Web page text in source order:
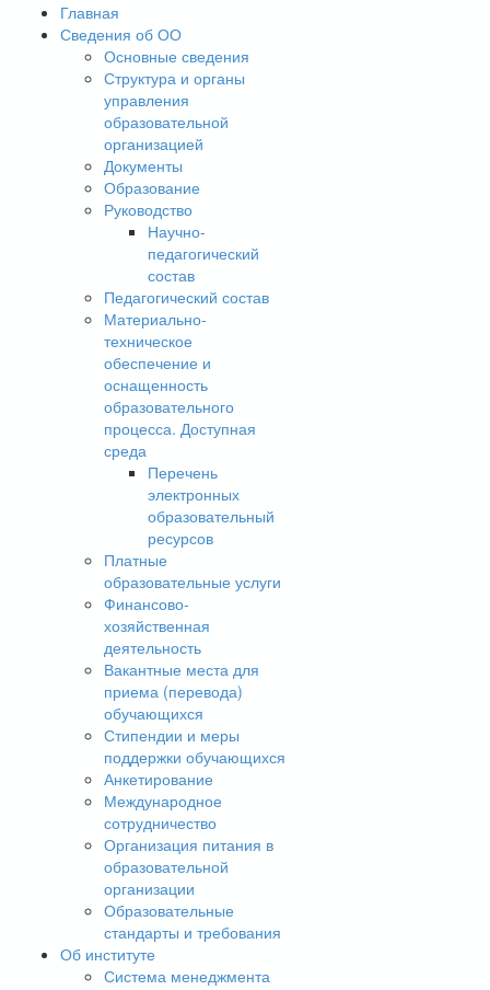
Главная
Сведения об ОО
Основные сведения
Структура и органы
управления
образовательной
организацией
Документы
Образование
Руководство
Научно-
педагогический
состав
Педагогический состав
Материально-
техническое
обеспечение и
оснащенность
образовательного
процесса. Доступная
среда
Перечень
электронных
образовательный
ресурсов
Платные
образовательные услуги
Финансово-
хозяйственная
деятельность
Вакантные места для
приема (перевода)
обучающихся
Стипендии и меры
поддержки обучающихся
Анкетирование
Международное
сотрудничество
Организация питания в
образовательной
организации
Образовательные
стандарты и требования
Об институте
Система менеджмента